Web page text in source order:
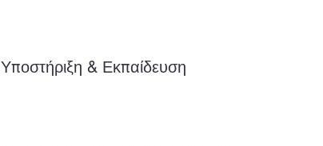
Υποστήριξη & Εκπαίδευση